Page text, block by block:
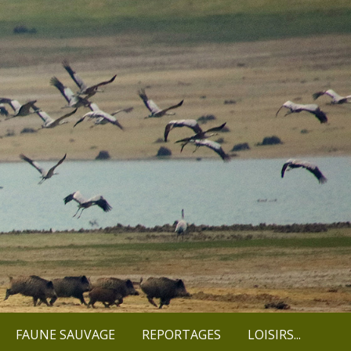
FAUNE SAUVAGE REPORTAGES LOISIRS...